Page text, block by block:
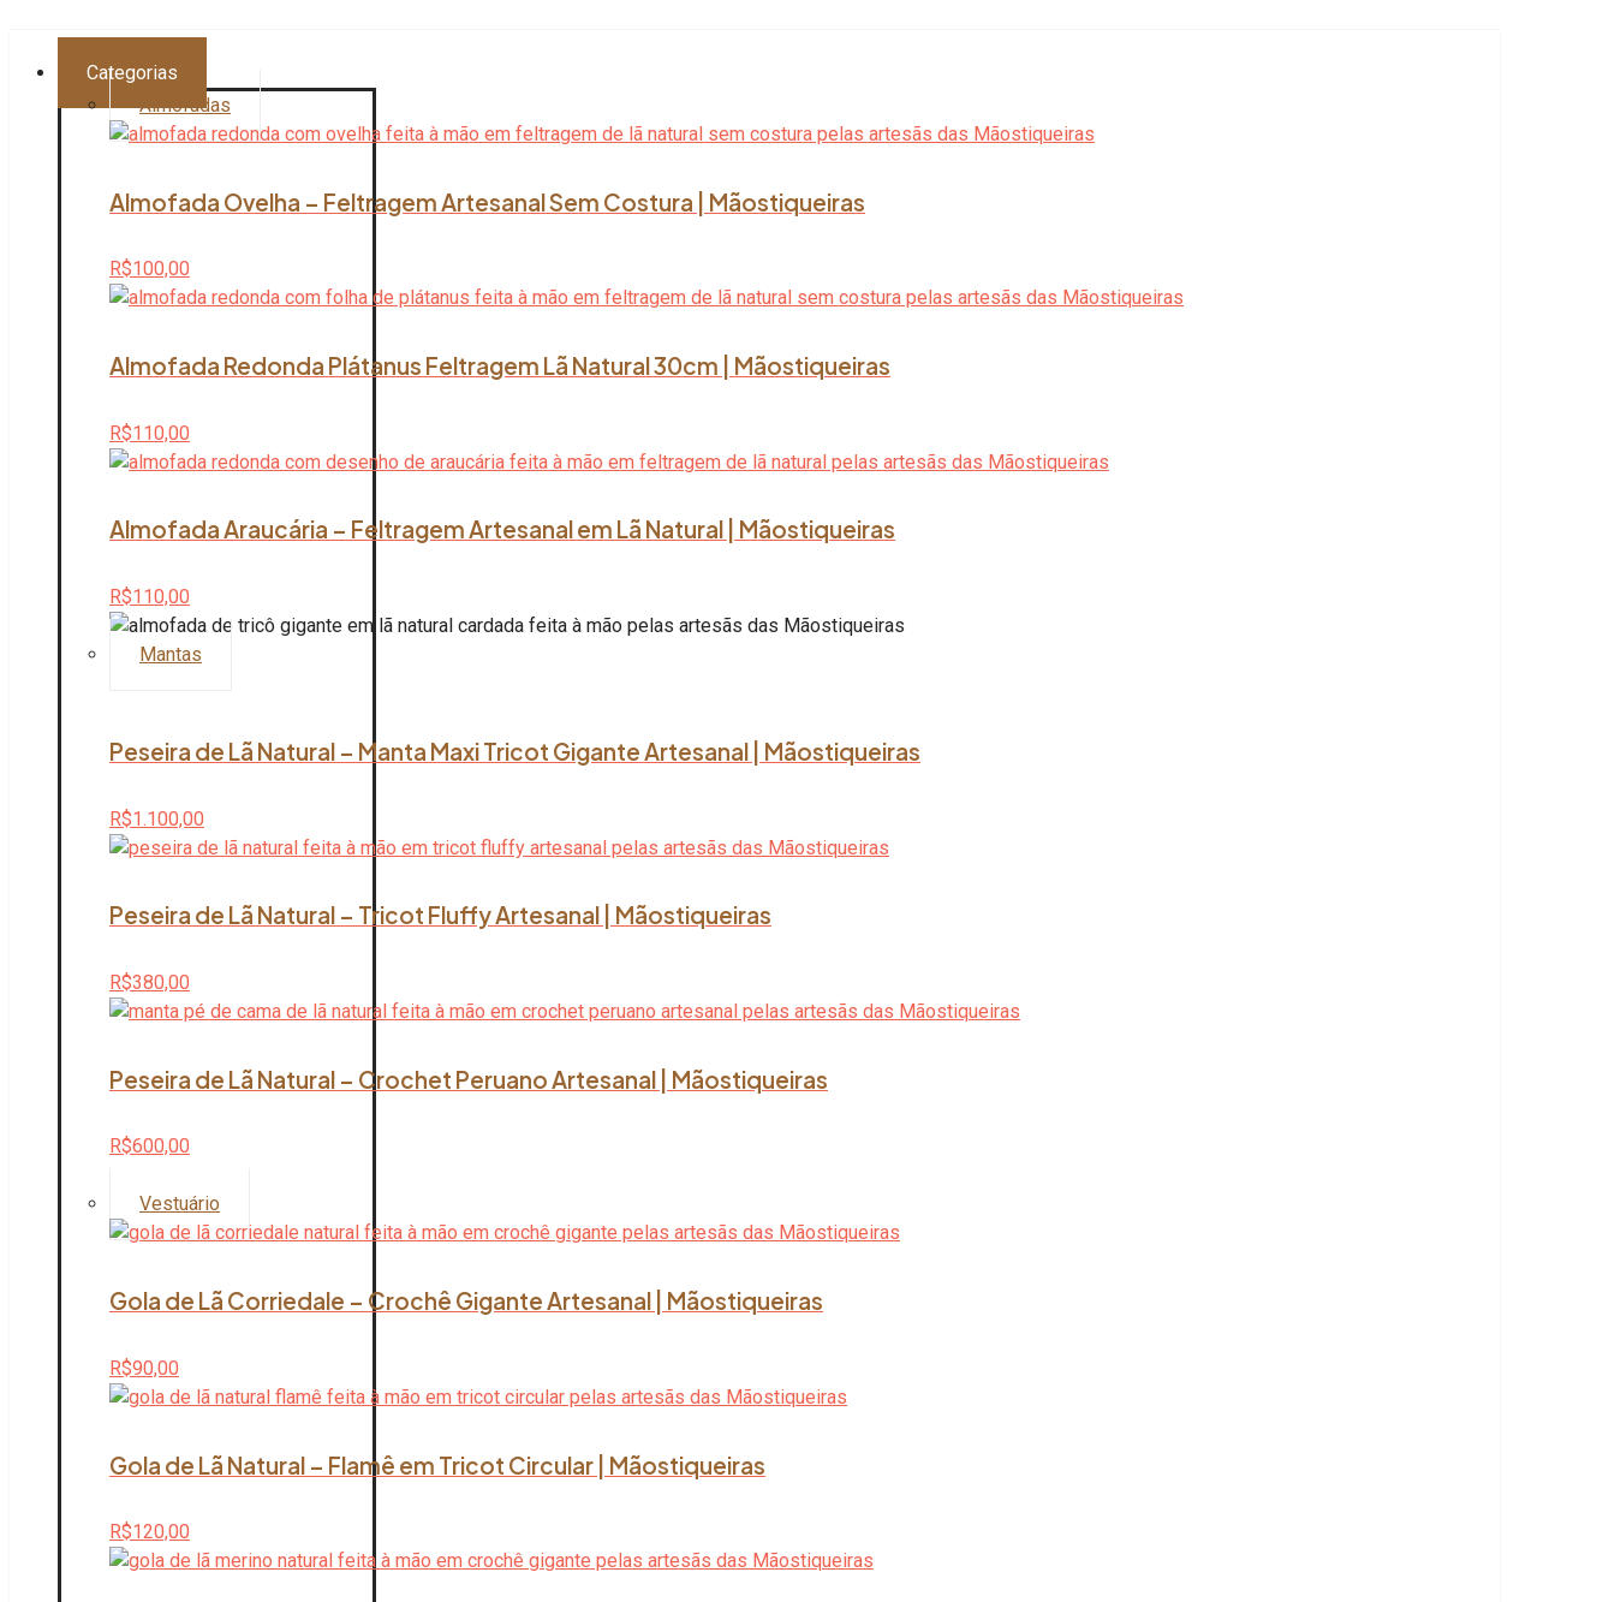
Categorias
Almofadas
Almofada Ovelha – Feltragem Artesanal Sem Costura | Mãostiqueiras
R$100,00
Almofada Redonda Plátanus Feltragem Lã Natural 30cm | Mãostiqueiras
R$110,00
Almofada Araucária – Feltragem Artesanal em Lã Natural | Mãostiqueiras
R$110,00
Mantas
Peseira de Lã Natural – Manta Maxi Tricot Gigante Artesanal | Mãostiqueiras
R$1.100,00
Peseira de Lã Natural – Tricot Fluffy Artesanal | Mãostiqueiras
R$380,00
Peseira de Lã Natural – Crochet Peruano Artesanal | Mãostiqueiras
R$600,00
Vestuário
Gola de Lã Corriedale – Crochê Gigante Artesanal | Mãostiqueiras
R$90,00
Gola de Lã Natural – Flamê em Tricot Circular | Mãostiqueiras
R$120,00